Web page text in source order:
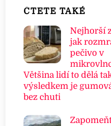
ČTETE TAKÉ
Nejhorší
jak
pečivo v
Většina lidí to dělá
výsledkem je
bez chuti